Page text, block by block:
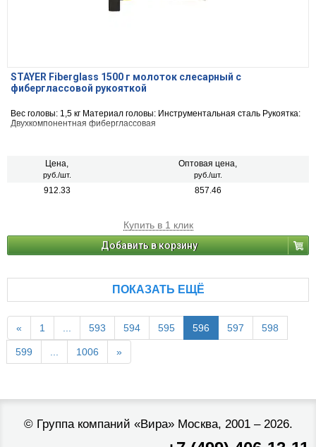
STAYER Fiberglass 1500 г молоток слесарный с
фиберглассовой рукояткой
Вес головы: 1,5 кг Материал головы: Инструментальная сталь Рукоятка:
Двухкомпонентная фиберглассовая
Цена,
руб./шт.
Оптовая цена,
руб./шт.
912.33 857.46
Купить в 1 клик
Добавить в корзину
ПОКАЗАТЬ ЕЩЁ
« 1 ... 593 594 595 596 597 598
599 ... 1006 »
© Группа компаний «Вира»Москва, 2001 – 2026.